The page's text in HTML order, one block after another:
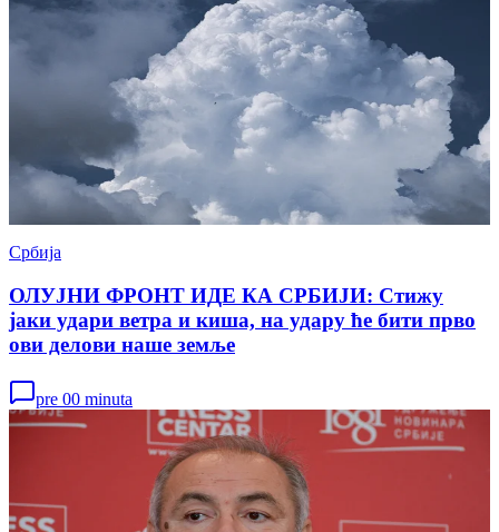
Србија
ОЛУЈНИ ФРОНТ ИДЕ КА СРБИЈИ: Стижу
јаки удари ветра и киша, на удару ће бити прво
ови делови наше земље
pre 00 minuta